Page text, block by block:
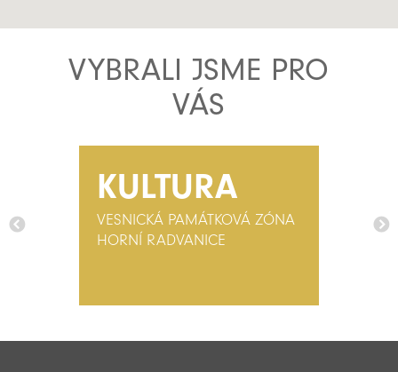
VYBRALI JSME PRO
VÁS
KULTURA
VESNICKÁ PAMÁTKOVÁ ZÓNA
HORNÍ RADVANICE